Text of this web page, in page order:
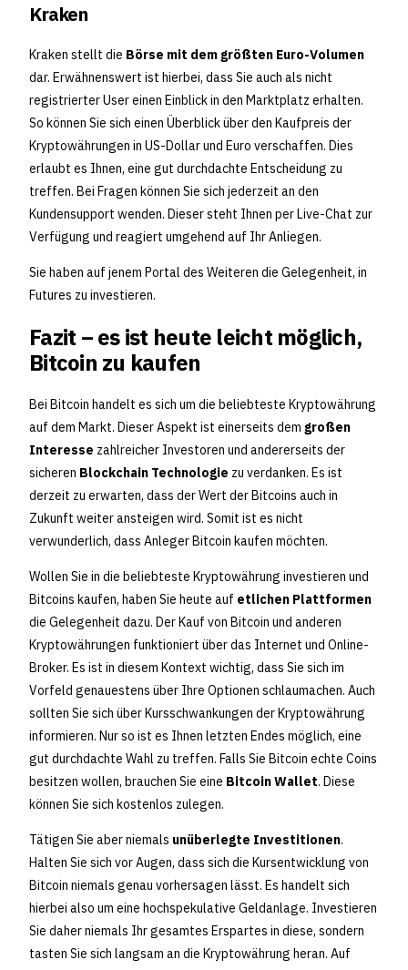
Kraken
Kraken stellt die Börse mit dem größten Euro-Volumen
dar. Erwähnenswert ist hierbei, dass Sie auch als nicht
registrierter User einen Einblick in den Marktplatz erhalten.
So können Sie sich einen Überblick über den Kaufpreis der
Kryptowährungen in US-Dollar und Euro verschaffen. Dies
erlaubt es Ihnen, eine gut durchdachte Entscheidung zu
treffen. Bei Fragen können Sie sich jederzeit an den
Kundensupport wenden. Dieser steht Ihnen per Live-Chat zur
Verfügung und reagiert umgehend auf Ihr Anliegen.
Sie haben auf jenem Portal des Weiteren die Gelegenheit, in
Futures zu investieren.
Fazit – es ist heute leicht möglich,
Bitcoin zu kaufen
Bei Bitcoin handelt es sich um die beliebteste Kryptowährung
auf dem Markt. Dieser Aspekt ist einerseits dem großen
Interesse zahlreicher Investoren und andererseits der
sicheren Blockchain Technologie zu verdanken. Es ist
derzeit zu erwarten, dass der Wert der Bitcoins auch in
Zukunft weiter ansteigen wird. Somit ist es nicht
verwunderlich, dass Anleger Bitcoin kaufen möchten.
Wollen Sie in die beliebteste Kryptowährung investieren und
Bitcoins kaufen, haben Sie heute auf etlichen Plattformen
die Gelegenheit dazu. Der Kauf von Bitcoin und anderen
Kryptowährungen funktioniert über das Internet und Online-
Broker. Es ist in diesem Kontext wichtig, dass Sie sich im
Vorfeld genauestens über Ihre Optionen schlaumachen. Auch
sollten Sie sich über Kursschwankungen der Kryptowährung
informieren. Nur so ist es Ihnen letzten Endes möglich, eine
gut durchdachte Wahl zu treffen. Falls Sie Bitcoin echte Coins
besitzen wollen, brauchen Sie eine Bitcoin Wallet. Diese
können Sie sich kostenlos zulegen.
Tätigen Sie aber niemals unüberlegte Investitionen.
Halten Sie sich vor Augen, dass sich die Kursentwicklung von
Bitcoin niemals genau vorhersagen lässt. Es handelt sich
hierbei also um eine hochspekulative Geldanlage. Investieren
Sie daher niemals Ihr gesamtes Erspartes in diese, sondern
tasten Sie sich langsam an die Kryptowährung heran. Auf